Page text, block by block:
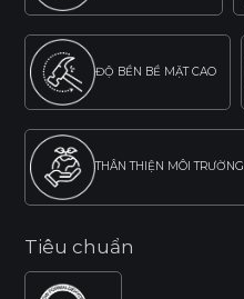
ĐỘ BỀN BỀ MẶT CAO
THÂN THIỆN MÔI TRƯỜNG
Tiêu chuẩn